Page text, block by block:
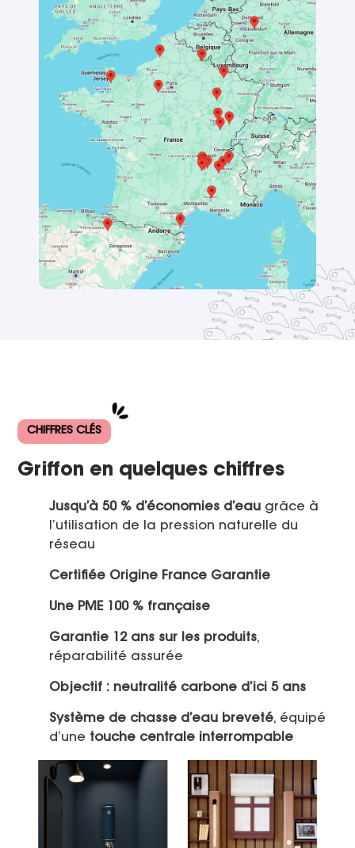
CHIFFRES CLÉS
Griffon en quelques chiffres
Jusqu’à 50 % d’économies d’eau grâce à
l’utilisation de la pression naturelle du
réseau
Certifiée Origine France Garantie
Une PME 100 % française
Garantie 12 ans sur les produits,
réparabilité assurée
Objectif : neutralité carbone d’ici 5 ans
Système de chasse d’eau breveté, équipé
d’une touche centrale interrompable